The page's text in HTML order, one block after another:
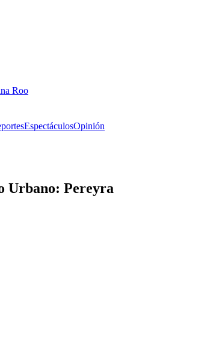
Roo
EspectáculosOpinión
Urbano: Pereyra